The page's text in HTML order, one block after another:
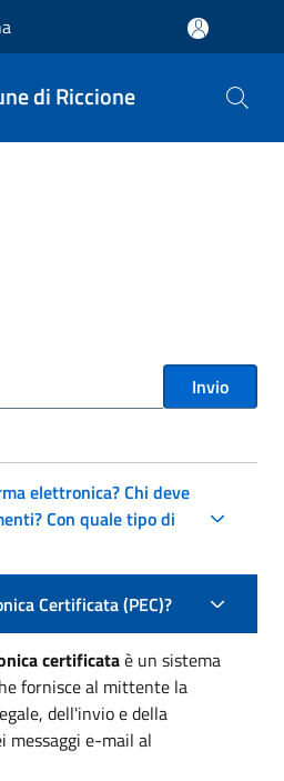
di Riccione
Invio
elettronica? Chi deve
Con quale tipo di
Certificata (PEC)?
certificataè un sistema
fornisce al mittente la
dell'invio e della
messaggi e-mail al